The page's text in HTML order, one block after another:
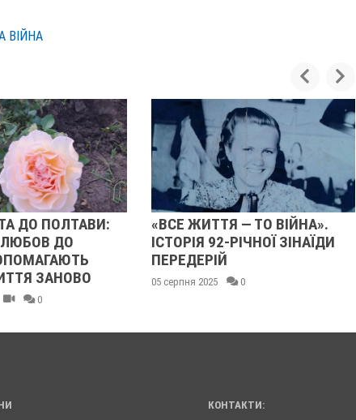
ВІЙНА
ПОЛТАВИ:
ДО
ЗАНОВО
0
«ВСЕ ЖИТТЯ — ТО ВІЙНА».
ІСТОРІЯ 92-РІЧНОЇ ЗІНАЇДИ
ПЕРЕДЕРІЙ
05 серпня 2025 0
КОНТАКТИ: